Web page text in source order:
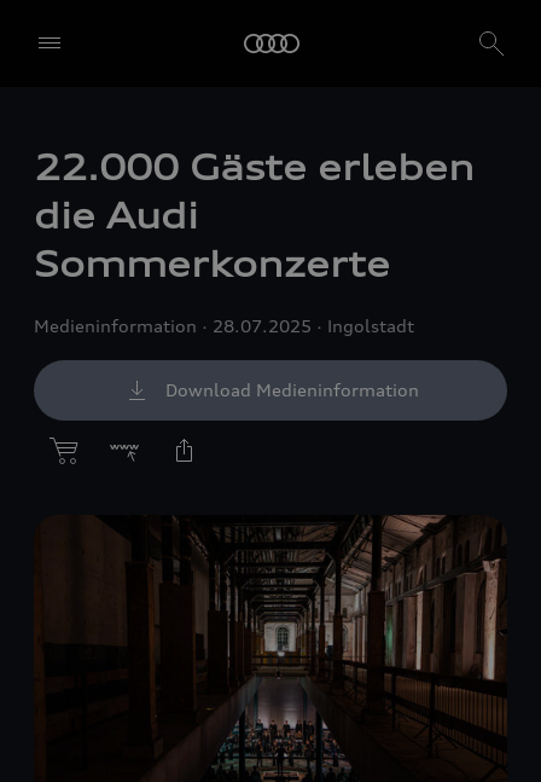
22.000 Gäste erleben
die Audi
Sommerkonzerte
Medieninformation 28.07.2025 Ingolstadt
Download Medieninformation